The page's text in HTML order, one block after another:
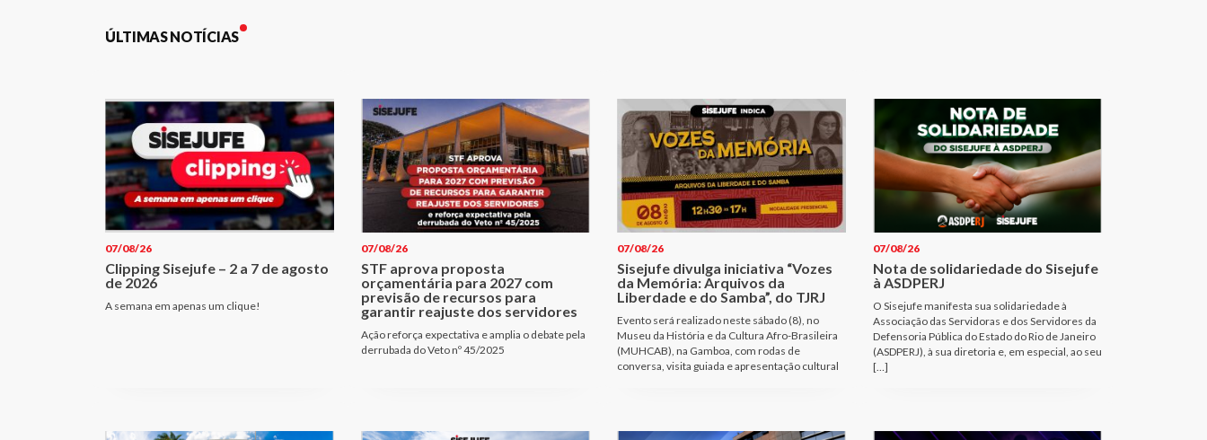
ÚLTIMAS NOTÍCIAS
07/08/26
Clipping Sisejufe – 2 a 7 de agosto
de 2026
A semana em apenas um clique!
07/08/26
STF aprova proposta
orçamentária para 2027 com
previsão de recursos para
garantir reajuste dos servidores
Ação reforça expectativa e amplia o debate pela
derrubada do Veto nº 45/2025
07/08/26
Sisejufe divulga iniciativa “Vozes
da Memória: Arquivos da
Liberdade e do Samba”, do TJRJ
Evento será realizado neste sábado (8), no
Museu da História e da Cultura Afro-Brasileira
(MUHCAB), na Gamboa, com rodas de
conversa, visita guiada e apresentação cultural
07/08/26
Nota de solidariedade do Sisejufe
à ASDPERJ
O Sisejufe manifesta sua solidariedade à
Associação das Servidoras e dos Servidores da
Defensoria Pública do Estado do Rio de Janeiro
(ASDPERJ), à sua diretoria e, em especial, ao seu
[…]